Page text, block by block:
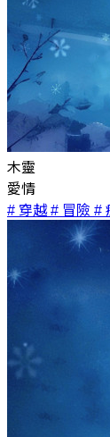
木靈
愛情
# 穿越# 冒險 #